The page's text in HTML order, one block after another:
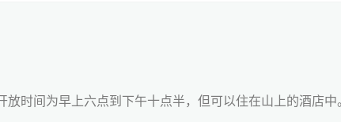
放时间为早上六点到下午十点半，但可以住在山上的酒店中